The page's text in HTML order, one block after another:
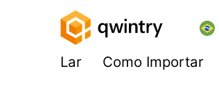
Lar Como Importar